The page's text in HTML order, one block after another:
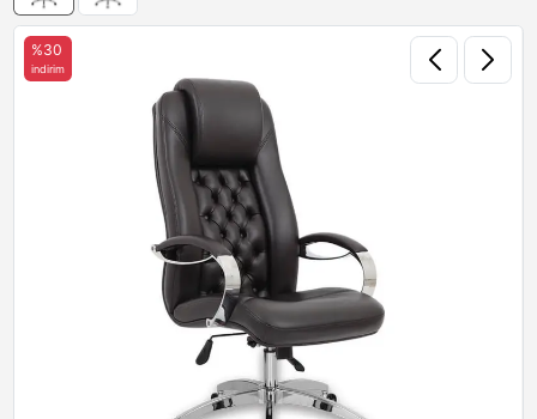
%30
indirim